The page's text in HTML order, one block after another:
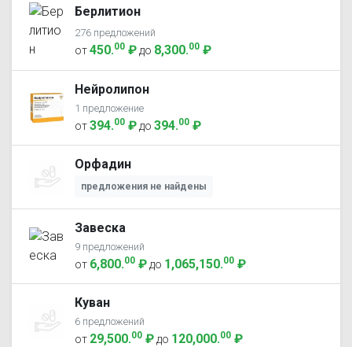
Берлитион
276 предложений
от450.00 ₽ до 8,300.00 ₽
Нейролипон
1 предложение
от394.00 ₽ до 394.00 ₽
Орфадин
предложения не найдены
Завеска
9 предложений
от 6,800.00 ₽ до 1,065,150.00 ₽
Куван
6 предложений
от 29,500.00 ₽ до 120,000.00 ₽